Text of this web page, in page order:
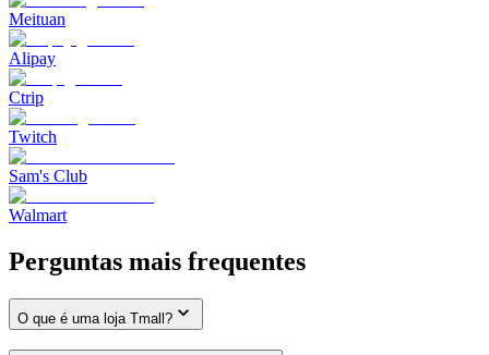
Meituan
Alipay
Ctrip
Twitch
Sam's Club
Walmart
Perguntas mais frequentes
O que é uma loja Tmall?